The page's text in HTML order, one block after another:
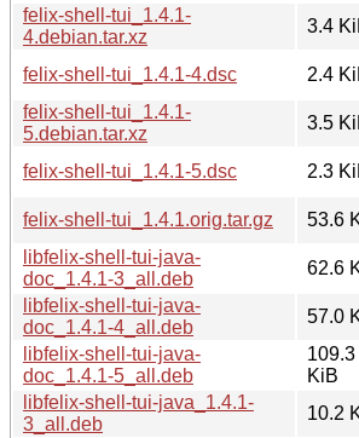
felix-shell-tui_1.4.1-
4.debian.tar.xz
3.4
felix-shell-tui_1.4.1-4.dsc
2.4
felix-shell-tui_1.4.1-
5.debian.tar.xz
3.5
felix-shell-tui_1.4.1-5.dsc
2.3
felix-shell-tui_1.4.1.orig.tar.gz
53.6
libfelix-shell-tui-java-
doc_1.4.1-3_all.deb
62.6
libfelix-shell-tui-java-
doc_1.4.1-4_all.deb
57.0
libfelix-shell-tui-java-
doc_1.4.1-5_all.deb
109.3
KiB
libfelix-shell-tui-java_1.4.1-
3_all.deb
10.2